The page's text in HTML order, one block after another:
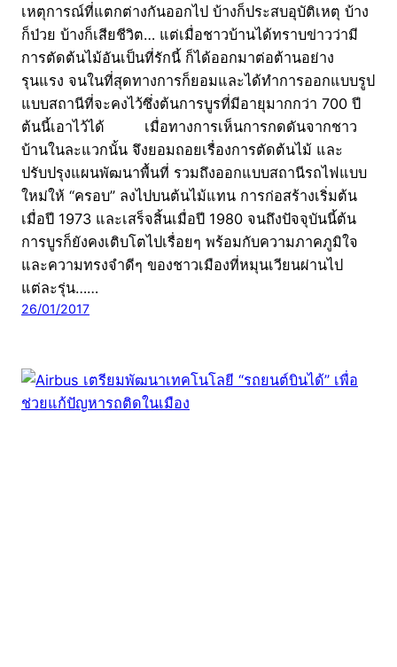
เหตุการณ์ที่แตกต่างกันออกไป บ้างก็ประสบอุบัติเหตุ บ้าง
ก็ป่วย บ้างก็เสียชีวิต… แต่เมื่อชาวบ้านได้ทราบข่าวว่ามี
การตัดต้นไม้อันเป็นที่รักนี้ ก็ได้ออกมาต่อต้านอย่าง
รุนแรง จนในที่สุดทางการก็ยอมและได้ทำการออกแบบรูป
แบบสถานีที่จะคงไว้ซึ่งต้นการบูรที่มีอายุมากกว่า 700 ปี
ต้นนี้เอาไว้ได้ เมื่อทางการเห็นการกดดันจากชาว
บ้านในละแวกนั้น จึงยอมถอยเรื่องการตัดต้นไม้ และ
ปรับปรุงแผนพัฒนาพื้นที่ รวมถึงออกแบบสถานีรถไฟแบบ
ใหม่ให้ “ครอบ” ลงไปบนต้นไม้แทน การก่อสร้างเริ่มต้น
เมื่อปี 1973 และเสร็จสิ้นเมื่อปี 1980 จนถึงปัจจุบันนี้ต้น
การบูรก็ยังคงเติบโตไปเรื่อยๆ พร้อมกับความภาคภูมิใจ
และความทรงจำดีๆ ของชาวเมืองที่หมุนเวียนผ่านไป
แต่ละรุ่น……
26/01/2017